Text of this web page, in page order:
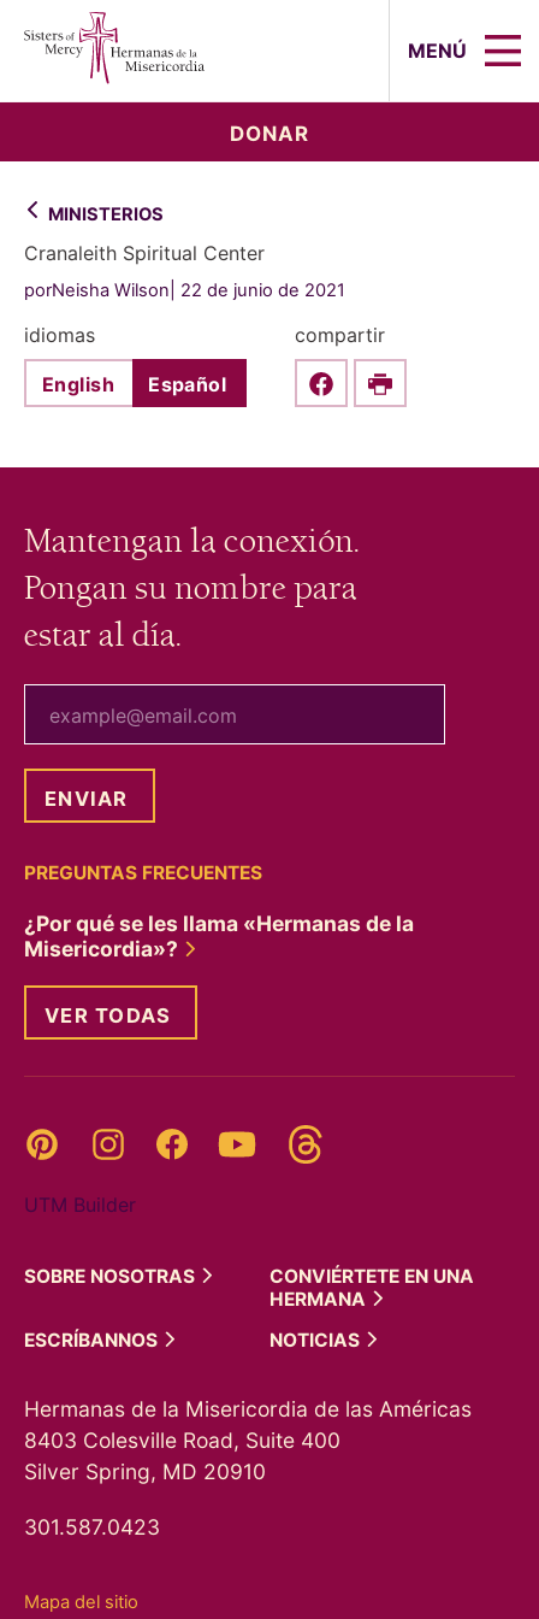
MENÚ
DONAR
MINISTERIOS
Cranaleith Spiritual Center
porNeisha Wilson 22 de junio de 2021
idiomas
English Español
compartir
Share this on Facebook
Print
Mantengan la conexión.
Pongan su nombre para
estar al día.
PREGUNTAS FRECUENTES
¿Por qué se les llama «Hermanas de la
Misericordia»?
VER TODAS
Pinterest InstagramFacebookYouTube
UTM Builder
SOBRE NOSOTRAS
CONVIÉRTETE EN UNA
HERMANA
ESCRÍBANNOS
NOTICIAS
Hermanas de la Misericordia de las Américas
8403 Colesville Road, Suite 400
Silver Spring, MD 20910
301.587.0423
Mapa del sitio